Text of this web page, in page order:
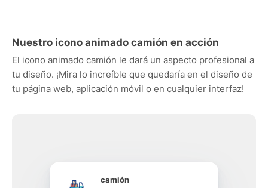
Nuestro icono animado camión en acción
El icono animado camión le dará un aspecto profesional a
tu diseño. ¡Mira lo increíble que quedaría en el diseño de
tu página web, aplicación móvil o en cualquier interfaz!
camión